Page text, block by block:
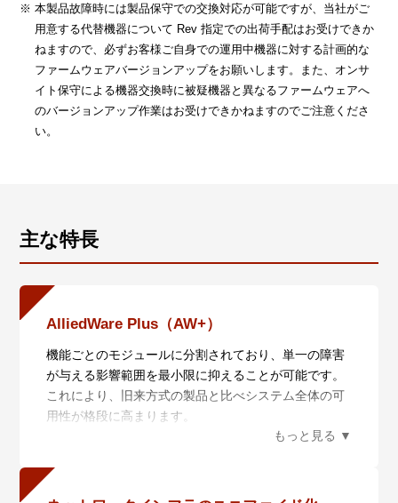
本製品故障時には製品保守での交換対応が可能ですが、当社がご
用意する代替機器について Rev 指定での出荷手配はお受けできか
ねますので、必ずお客様ご自身での運用中機器に対する計画的な
ファームウェアバージョンアップをお願いします。また、オンサ
イト保守による機器交換時に被疑機器と異なるファームウェアへ
のバージョンアップ作業はお受けできかねますのでご注意くださ
い。
主な特長
AlliedWare Plus（AW+）
機能ごとのモジュールに分割されており、単一の障害
が与える影響範囲を最小限に抑えることが可能です。
これにより、旧来方式の製品と比べシステム全体の可
用性が格段に高まります。
また、業界標準のコマンド体系に準拠し、他社製品か
と経費を大幅に削減することができます。